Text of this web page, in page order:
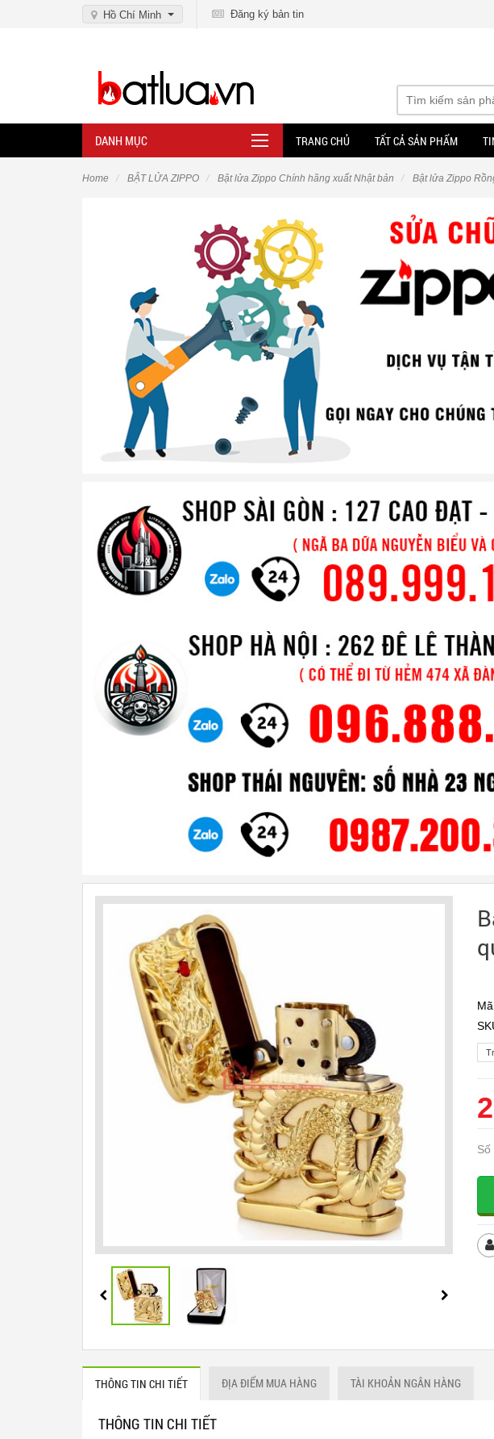
Hồ Chí Minh Đăng ký bản tin
DANH MỤC TRANG CHỦ TẤT CẢ SẢN PHẨM
Home BẬT LỬA ZIPPO Bật lửa Zippo Chính hãng xuất Nhật bản Bật lửa Zippo
Số
THÔNG TIN CHI TIẾT ĐỊA ĐIỂM MUA HÀNG TÀI KHOẢN NGÂN HÀNG
THÔNG TIN CHI TIẾT